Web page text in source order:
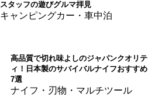
スタッフの遊びグルマ拝見
キャンピングカー・車中泊
高品質で切れ味よしのジャパンクオリテ
ィ！日本製のサバイバルナイフおすすめ
7選
ナイフ・刃物・マルチツール